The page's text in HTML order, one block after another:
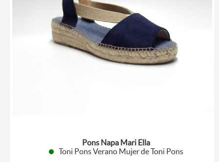
Pons Napa Mari Ella
Toni Pons Verano Mujer de Toni Pons